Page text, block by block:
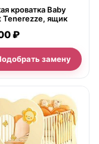
кроватка Baby
Tenerezze, ящик
₽
замену
продаже